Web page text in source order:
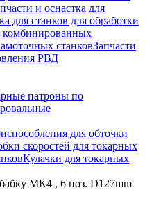
и оснастка для
для станков для обработки
комбинированных
станковЗапчасти
РВД
патроны по
для обточки
скоростей для токарных
Кулачки для токарных
МК4 , 6 поз. D127mm